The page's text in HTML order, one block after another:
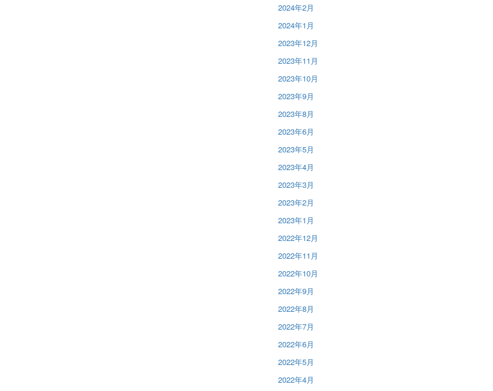
2024年2月
2024年1月
2023年12月
2023年11月
2023年10月
2023年9月
2023年8月
2023年6月
2023年5月
2023年4月
2023年3月
2023年2月
2023年1月
2022年12月
2022年11月
2022年10月
2022年9月
2022年8月
2022年7月
2022年6月
2022年5月
2022年4月